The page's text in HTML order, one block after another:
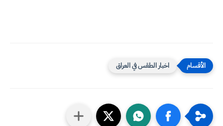
اخبار الطقس في العراق